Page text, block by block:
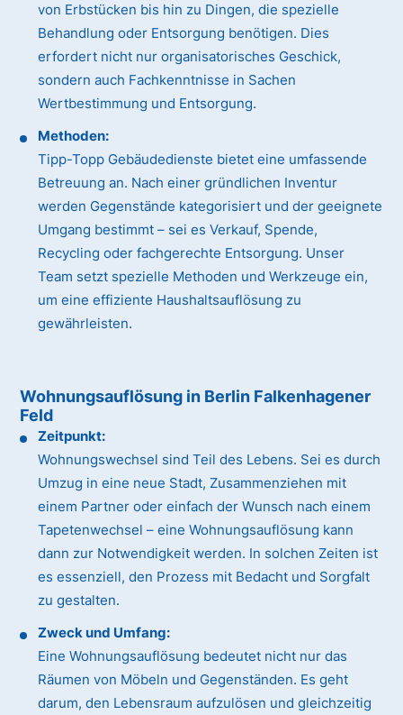
von Erbstücken bis hin zu Dingen, die spezielle
Behandlung oder Entsorgung benötigen. Dies
erfordert nicht nur organisatorisches Geschick,
sondern auch Fachkenntnisse in Sachen
Wertbestimmung und Entsorgung.
Methoden:
Tipp-Topp Gebäudedienste bietet eine umfassende
Betreuung an. Nach einer gründlichen Inventur
werden Gegenstände kategorisiert und der geeignete
Umgang bestimmt – sei es Verkauf, Spende,
Recycling oder fachgerechte Entsorgung. Unser
Team setzt spezielle Methoden und Werkzeuge ein,
um eine effiziente Haushaltsauflösung zu
gewährleisten.
Wohnungsauflösung in Berlin Falkenhagener
Feld
Zeitpunkt:
Wohnungswechsel sind Teil des Lebens. Sei es durch
Umzug in eine neue Stadt, Zusammenziehen mit
einem Partner oder einfach der Wunsch nach einem
Tapetenwechsel – eine Wohnungsauflösung kann
dann zur Notwendigkeit werden. In solchen Zeiten ist
es essenziell, den Prozess mit Bedacht und Sorgfalt
zu gestalten.
Zweck und Umfang:
Eine Wohnungsauflösung bedeutet nicht nur das
Räumen von Möbeln und Gegenständen. Es geht
darum, den Lebensraum aufzulösen und gleichzeitig